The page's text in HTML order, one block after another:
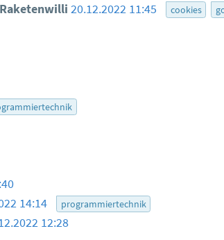
Raketenwilli20.12.2022 11:45 cookies
14:14 programmiertechnik
12:28